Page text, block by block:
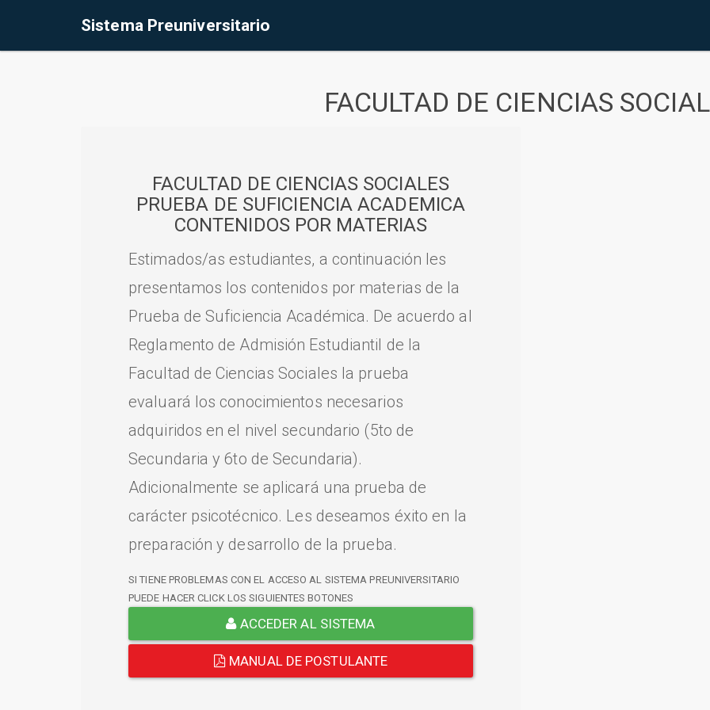
Sistema Preuniversitario
FACULTAD DE CIENCIAS
FACULTAD DE CIENCIAS SOCIALES
PRUEBA DE SUFICIENCIA ACADEMICA
CONTENIDOS POR MATERIAS
Estimados/as estudiantes, a continuación les
presentamos los contenidos por materias de la
Prueba de Suficiencia Académica. De acuerdo al
Reglamento de Admisión Estudiantil de la
Facultad de Ciencias Sociales la prueba
evaluará los conocimientos necesarios
adquiridos en el nivel secundario (5to de
Secundaria y 6to de Secundaria).
Adicionalmente se aplicará una prueba de
carácter psicotécnico. Les deseamos éxito en la
preparación y desarrollo de la prueba.
SI TIENE PROBLEMAS CON EL ACCESO AL SISTEMA PREUNIVERSITARIO
PUEDE HACER CLICK LOS SIGUIENTES BOTONES
ACCEDER AL SISTEMA
MANUAL DE POSTULANTE